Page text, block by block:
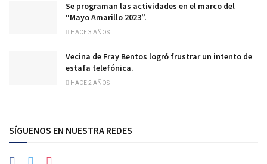
Se programan las actividades en el marco del
“Mayo Amarillo 2023”.
HACE 3 AÑOS
Vecina de Fray Bentos logró frustrar un intento de
estafa telefónica.
HACE 2 AÑOS
SÍGUENOS EN NUESTRA REDES